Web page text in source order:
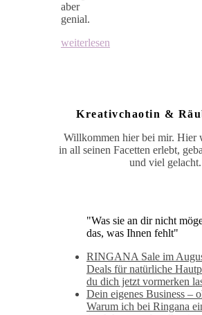
aber
genial.
weiterlesen
Kreativchaotin &
Willkommen hier bei mir. Hier
in all seinen Facetten erlebt,
und viel gelacht.
"Was sie an dir nicht
das, was Ihnen fehlt"
RINGANA Sale im
Deals für natürliche
du dich jetzt vormerken
Dein eigenes Business –
Warum ich bei Ringana